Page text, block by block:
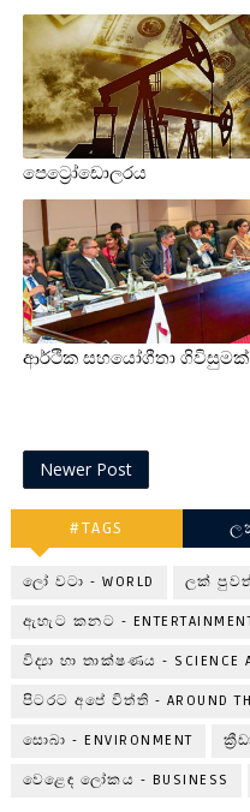
පෙට්‍රෝඩොලරය
ආර්ථික සහයෝගීතා ගිවිසුමක්
Newer Post
#TAGS
ලෝ වටා - WORLD ලක් පුවත්
ඇහැට කනට -
විද්‍යා හා තාක්ෂණය - SCIENCE
පිටරට අපේ විත්ති - AROUND
සොබා - ENVIRONMENT
වෙළෙඳ ලෝකය - BUSINESS